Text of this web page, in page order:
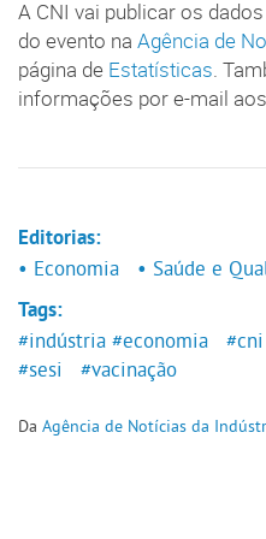
A CNI vai publicar os
do evento na Agência de
página de Estatísticas.
informações por e-mail
Editorias:
• Economia
• Saúde e
Tags:
#indústria #economia #cni
#sesi
#vacinação
Da Agência de Notícias da